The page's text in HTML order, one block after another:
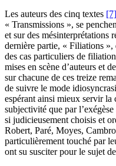
Les auteurs des cinq textes [7]
« Transmissions », se
et sur des mésinterprétations
dernière partie, « Filiations
des cas particuliers de
mises en scène d’auteurs et
sur chacune de ces treize
de suivre le mode
espérant ainsi mieux servir la
subjectivité que par
si judicieusement choisis et
Robert, Paré, Moyes,
particulièrement touché par
ont su susciter pour le sujet